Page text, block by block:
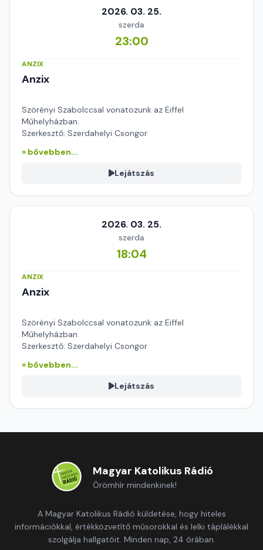
2026. 03. 25.
szerda
23:00
ANZIX
Anzix
Szörényi Szabolccsal vonatozunk az Eiffel
Műhelyházban.
Szerkesztő: Szerdahelyi Csongor
» bővebben...
Lejátszás
2026. 03. 25.
szerda
18:04
ANZIX
Anzix
Szörényi Szabolccsal vonatozunk az Eiffel
Műhelyházban.
Szerkesztő: Szerdahelyi Csongor
» bővebben...
Lejátszás
Magyar Katolikus Rádió
Örömhír mindenkinek!
A Magyar Katolikus Rádió küldetése, hogy hiteles
információkkal, értékközvetítő műsorokkal és lelki táplálékkal
szolgálja hallgatóit. Minden nap, 24 órában.